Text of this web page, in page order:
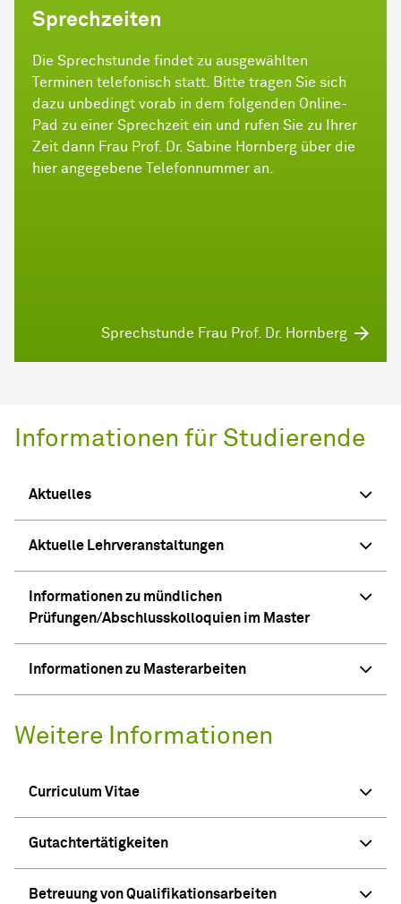
Sprechzeiten
Die Sprechstunde findet zu ausgewählten
Terminen telefonisch statt. Bitte tragen Sie sich
dazu unbedingt vorab in dem folgenden Online-
Pad zu einer Sprechzeit ein und rufen Sie zu Ihrer
Zeit dann Frau Prof. Dr. Sabine Hornberg über die
hier angegebene Telefonnummer an.
Sprechstunde Frau Prof. Dr. Hornberg
Informationen für Studierende
Aktuelles
Aktuelle Lehrveranstaltungen
Informationen zu mündlichen
Prüfungen/Abschlusskolloquien im Master
Informationen zu Masterarbeiten
Weitere Informationen
Curriculum Vitae
Gutachtertätigkeiten
Betreuung von Qualifikationsarbeiten